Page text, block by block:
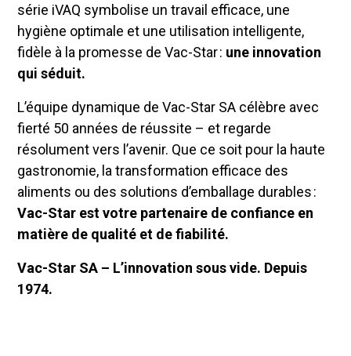
série iVAQ symbolise un travail efficace, une
hygiène optimale et une utilisation intelligente,
fidèle à la promesse de Vac-Star : une innovation
qui séduit.
L’équipe dynamique de Vac-Star SA célèbre avec
fierté 50 années de réussite – et regarde
résolument vers l’avenir. Que ce soit pour la haute
gastronomie, la transformation efficace des
aliments ou des solutions d’emballage durables :
Vac-Star est votre partenaire de confiance en
matière de qualité et de fiabilité.
Vac-Star SA – L’innovation sous vide. Depuis
1974.